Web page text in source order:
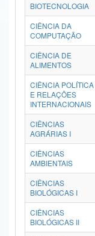
Advocacia-Geral da União
Banco Central do Brasil
BIOTECNOLOGIA
CIÊNCIA DA
COMPUTAÇÃO
CIÊNCIA DE
ALIMENTOS
CIÊNCIA POLÍTICA
E RELAÇÕES
INTERNACIONAIS
CIÊNCIAS
AGRÁRIAS I
CIÊNCIAS
AMBIENTAIS
CIÊNCIAS
BIOLÓGICAS I
CIÊNCIAS
BIOLÓGICAS II